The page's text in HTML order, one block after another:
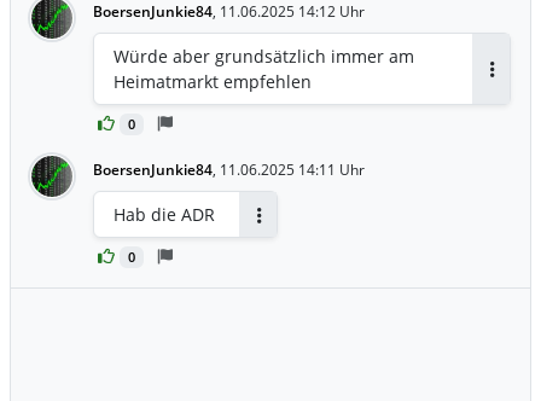
BoersenJunkie84, 11.06.2025 14:12 Uhr
0
Würde aber grundsätzlich immer am
Heimatmarkt empfehlen
BoersenJunkie84, 11.06.2025 14:11 Uhr
0
Hab die ADR